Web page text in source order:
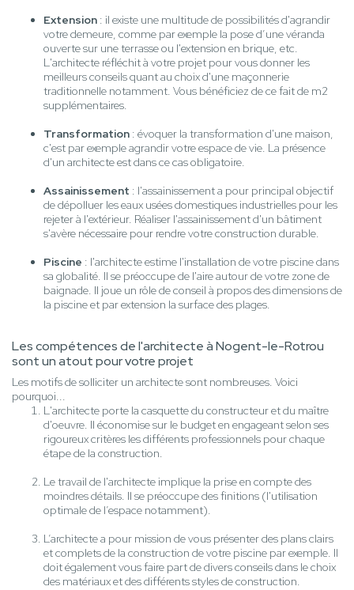
Extension : il existe une multitude de possibilités d'agrandir
votre demeure, comme par exemple la pose d’une véranda
ouverte sur une terrasse ou l'extension en brique, etc.
L'architecte réfléchit à votre projet pour vous donner les
meilleurs conseils quant au choix d'une maçonnerie
traditionnelle notamment. Vous bénéficiez de ce fait de m2
supplémentaires.
Transformation : évoquer la transformation d'une maison,
c'est par exemple agrandir votre espace de vie. La présence
d'un architecte est dans ce cas obligatoire.
Assainissement : l'assainissement a pour principal objectif
de dépolluer les eaux usées domestiques industrielles pour les
rejeter à l'extérieur. Réaliser l'assainissement d'un bâtiment
s'avère nécessaire pour rendre votre construction durable.
Piscine : l'architecte estime l'installation de votre piscine dans
sa globalité. Il se préoccupe de l'aire autour de votre zone de
baignade. Il joue un rôle de conseil à propos des dimensions de
la piscine et par extension la surface des plages.
Les compétences de l'architecte à Nogent-le-Rotrou
sont un atout pour votre projet
Les motifs de solliciter un architecte sont nombreuses. Voici
pourquoi...
L'architecte porte la casquette du constructeur et du maître
d'oeuvre. Il économise sur le budget en engageant selon ses
rigoureux critères les différents professionnels pour chaque
étape de la construction.
Le travail de l'architecte implique la prise en compte des
moindres détails. Il se préoccupe des finitions (l'utilisation
optimale de l’espace notamment).
L’architecte a pour mission de vous présenter des plans clairs
et complets de la construction de votre piscine par exemple. Il
doit également vous faire part de divers conseils dans le choix
des matériaux et des différents styles de construction.